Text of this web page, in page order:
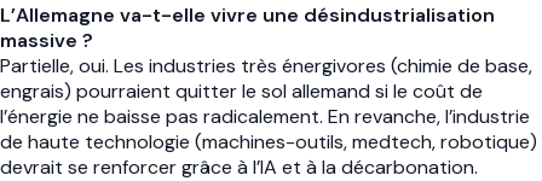
L’Allemagne va-t-elle vivre une désindustrialisation
massive ?
Partielle, oui. Les industries très énergivores (chimie de base,
engrais) pourraient quitter le sol allemand si le coût de
l’énergie ne baisse pas radicalement. En revanche, l’industrie
de haute technologie (machines-outils, medtech, robotique)
devrait se renforcer grâce à l’IA et à la décarbonation.